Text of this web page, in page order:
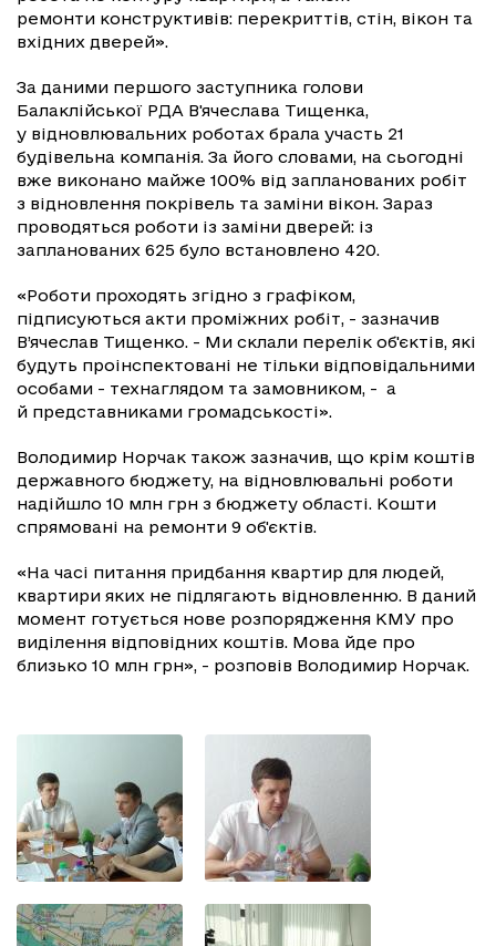
ремонти конструктивів: перекриттів, стін, вікон та
вхідних дверей».
За даними першого заступника голови
Балаклійської РДА В'ячеслава Тищенка,
у відновлювальних роботах брала участь 21
будівельна компанія. За його словами, на сьогодні
вже виконано майже 100% від запланованих робіт
з відновлення покрівель та заміни вікон. Зараз
проводяться роботи із заміни дверей: із
запланованих 625 було встановлено 420.
«Роботи проходять згідно з графіком,
підписуються акти проміжних робіт, - зазначив
В’ячеслав Тищенко. - Ми склали перелік об'єктів, які
будуть проінспектовані не тільки відповідальними
особами - технаглядом та замовником, - а
й представниками громадськості».
Володимир Норчак також зазначив, що крім коштів
державного бюджету, на відновлювальні роботи
надійшло 10 млн грн з бюджету області. Кошти
спрямовані на ремонти 9 об'єктів.
«На часі питання придбання квартир для людей,
квартири яких не підлягають відновленню. В даний
момент готується нове розпорядження КМУ про
виділення відповідних коштів. Мова йде про
близько 10 млн грн», - розповів Володимир Норчак.